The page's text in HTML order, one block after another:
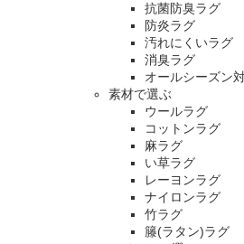
抗菌防臭ラグ
防炎ラグ
汚れにくいラグ
消臭ラグ
オールシーズン
素材で選ぶ
ウールラグ
コットンラグ
麻ラグ
い草ラグ
レーヨンラグ
ナイロンラグ
竹ラグ
籐(ラタン)ラグ